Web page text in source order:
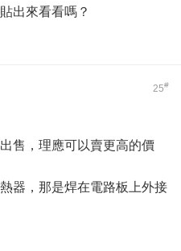
出來看看嗎？
25#
售，理應可以賣更高的價
器，那是焊在電路板上外接